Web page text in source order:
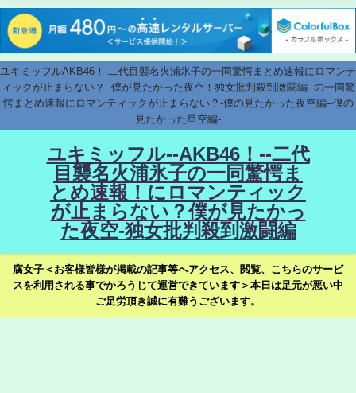
ユキミッフルAKB46！-二代目襲名火浦氷子の一同驚愕まとめ速報にロマンテ
ィックが止まらない？--僕が見たかった夜空！独女批判殺到激闘編--の一同驚
愕まとめ速報にロマンティックが止まらない？-僕の見たかった夜空編--僕の
見たかった星空編-
ユキミッフル--AKB46！--二代
目襲名火浦氷子の一同驚愕ま
とめ速報！にロマンティック
が止まらない？僕が見たかっ
た夜空-独女批判殺到激闘編
腐女子＜お客様皆様が掲載の記事等へアクセス、閲覧、こちらのサービ
スを利用される事でかろうじて運営できています＞本日は足元が悪い中
ご足労頂き誠に有難うございます。